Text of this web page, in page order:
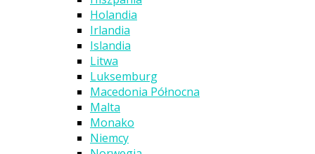
Holandia
Irlandia
Islandia
Litwa
Luksemburg
Macedonia Północna
Malta
Monako
Niemcy